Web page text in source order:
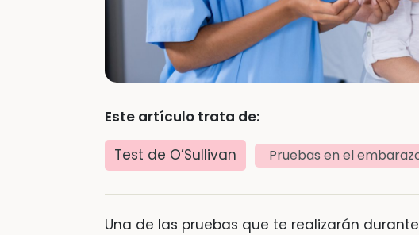
Este artículo trata de:
Test de O’Sullivan
Pruebas en el
Una de las pruebas que te realizarán